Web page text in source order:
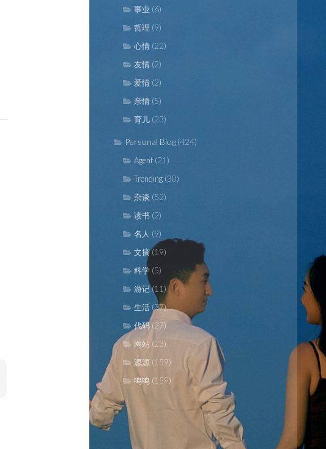
事业 (6)
哲理 (9)
心情(22)
友情(2)
爱情(2)
亲情(5)
育儿(23)
Personal Blog(424)
Agent(21)
Trending(30)
杂谈 (52)
读书 (2)
名人 (9)
文摘(19)
科学(5)
游记(11)
生活(37)
代码(27)
网站(23)
源源(159)
鸣鸣(159)